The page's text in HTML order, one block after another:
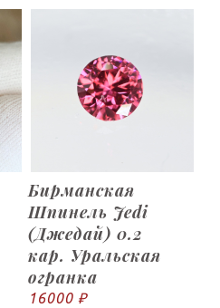
Бирманская
Шпинель Jedi
(Джедай) 0.2
кар. Уральская
огранка
16000 ₽